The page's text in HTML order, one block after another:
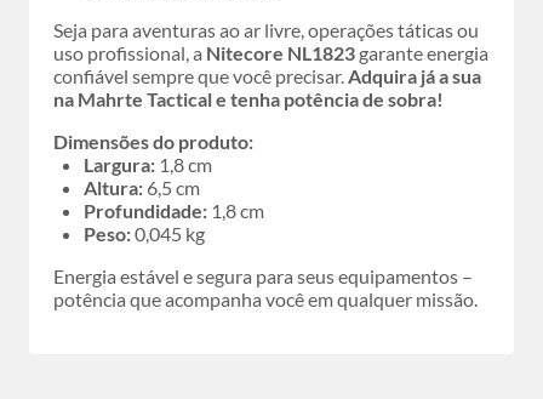
Seja para aventuras ao ar livre, operações táticas ou
uso profissional, a Nitecore NL1823 garante energia
confiável sempre que você precisar.Adquira já a sua
na Mahrte Tactical e tenha potência de sobra!
Dimensões do produto:
Largura: 1,8 cm
Altura: 6,5 cm
Profundidade: 1,8 cm
Peso:0,045 kg
Energia estável e segura para seus equipamentos –
potência que acompanha você em qualquer missão.